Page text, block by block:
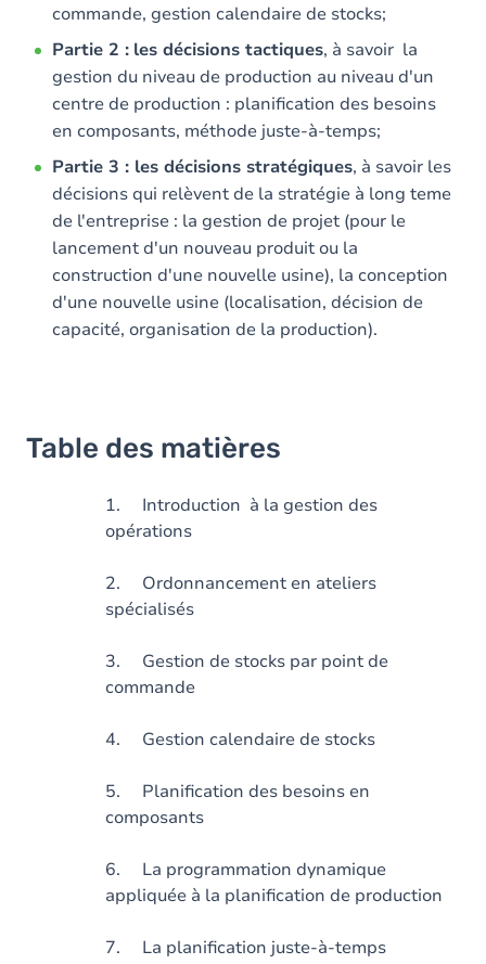
commande, gestion calendaire de stocks;
Partie 2 : les décisions tactiques, à savoir la
gestion du niveau de production au niveau d'un
centre de production : planification des besoins
en composants, méthode juste-à-temps;
Partie 3 : les décisions stratégiques, à savoir les
décisions qui relèvent de la stratégie à long teme
de l'entreprise : la gestion de projet (pour le
lancement d'un nouveau produit ou la
construction d'une nouvelle usine), la conception
d'une nouvelle usine (localisation, décision de
capacité, organisation de la production).
Table des matières
1. Introduction à la gestion des
opérations
2. Ordonnancement en ateliers
spécialisés
3. Gestion de stocks par point de
commande
4. Gestion calendaire de stocks
5. Planification des besoins en
composants
6. La programmation dynamique
appliquée à la planification de production
7. La planification juste-à-temps